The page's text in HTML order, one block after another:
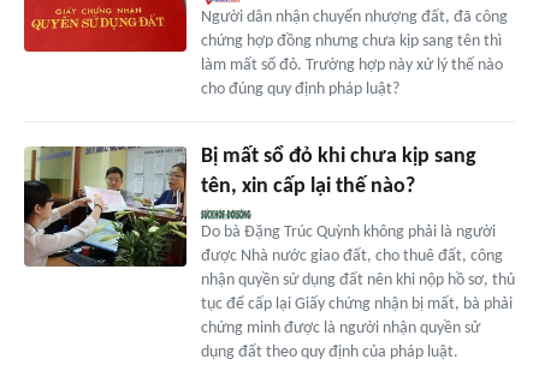
Người dân nhận chuyển nhượng đất, đã công
chứng hợp đồng nhưng chưa kịp sang tên thì
làm mất sổ đỏ. Trường hợp này xử lý thế nào
cho đúng quy định pháp luật?
Bị mất sổ đỏ khi chưa kịp sang
tên, xin cấp lại thế nào?
Do bà Đặng Trúc Quỳnh không phải là người
được Nhà nước giao đất, cho thuê đất, công
nhận quyền sử dụng đất nên khi nộp hồ sơ, thủ
tục để cấp lại Giấy chứng nhận bị mất, bà phải
chứng minh được là người nhận quyền sử
dụng đất theo quy định của pháp luật.